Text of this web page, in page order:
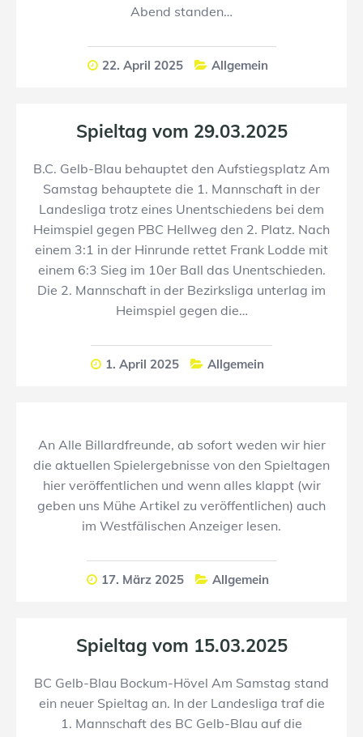
Abend standen…
22. April 2025 Allgemein
Spieltag vom 29.03.2025
B.C. Gelb-Blau behauptet den Aufstiegsplatz Am
Samstag behauptete die 1. Mannschaft in der
Landesliga trotz eines Unentschiedens bei dem
Heimspiel gegen PBC Hellweg den 2. Platz. Nach
einem 3:1 in der Hinrunde rettet Frank Lodde mit
einem 6:3 Sieg im 10er Ball das Unentschieden.
Die 2. Mannschaft in der Bezirksliga unterlag im
Heimspiel gegen die…
1. April 2025 Allgemein
An Alle Billardfreunde, ab sofort weden wir hier
die aktuellen Spielergebnisse von den Spieltagen
hier veröffentlichen und wenn alles klappt (wir
geben uns Mühe Artikel zu veröffentlichen) auch
im Westfälischen Anzeiger lesen.
17. März 2025 Allgemein
Spieltag vom 15.03.2025
BC Gelb-Blau Bockum-Hövel Am Samstag stand
ein neuer Spieltag an. In der Landesliga traf die
1. Mannschaft des BC Gelb-Blau auf die